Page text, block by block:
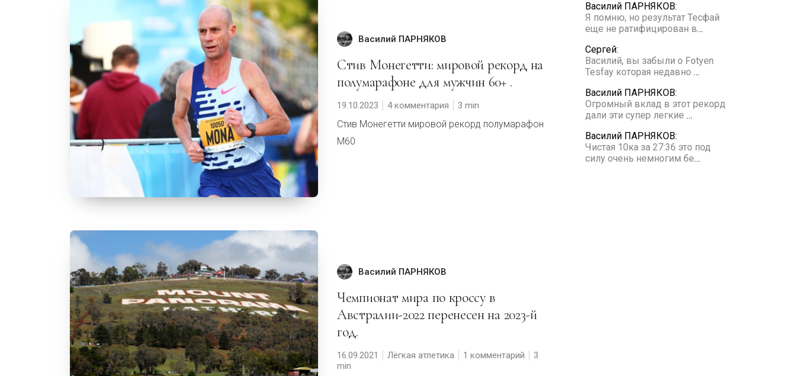
Василий ПАРНЯКОВ
Стив Монегетти: мировой рекорд на
полумарафоне для мужчин 60+ .
19.10.2023 4 комментария 3
Стив Монегетти мировой рекорд полумарафон
М60
Василий ПАРНЯКОВ
Чемпионат мира по кроссу в
Австралии-2022 перенесен на 2023-й
год.
16.09.2021 Лёгкая атлетика 1 комментарий 3
Василий ПАРНЯКОВ:
Я помню, но результат Тесфай
еще не ратифицирован в…
Сергей:
Василий, вы забыли о Fotyen
Tesfay которая недавно …
Василий ПАРНЯКОВ:
Огромный вклад в этот рекорд
дали эти супер легкие …
Василий ПАРНЯКОВ:
Чистая 10ка за 27:36 это под
силу очень немногим бе…